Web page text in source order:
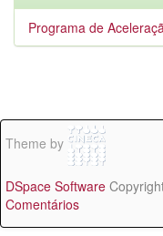
Programa de
Theme by
DSpace Software
Comentários